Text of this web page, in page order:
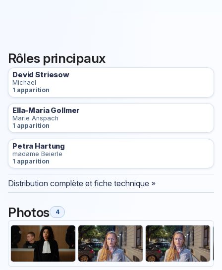
Rôles principaux
Devid Striesow
Michael
1 apparition
Ella-Maria Gollmer
Marie Anspach
1 apparition
Petra Hartung
madame Beierle
1 apparition
Distribution complète et fiche technique »
Photos 4